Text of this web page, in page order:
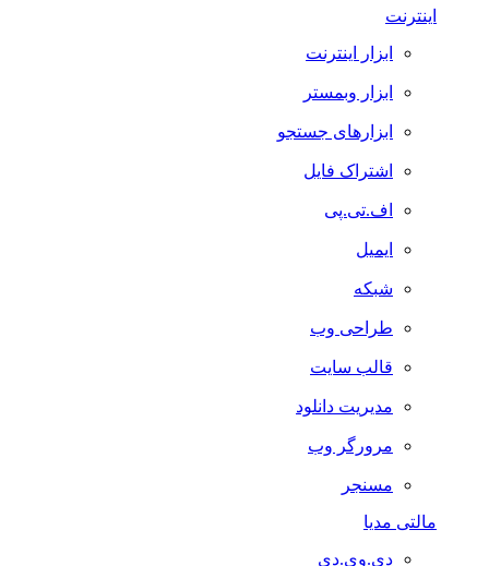
اینترنت
ابزار اینترنت
ابزار وبمستر
ابزارهای جستجو
اشتراک فایل
اف.تی.پی
ایمیل
شبکه
طراحی وب
قالب سایت
مدیریت دانلود
مرورگر وب
مسنجر
مالتی مدیا
دی.وی.دی